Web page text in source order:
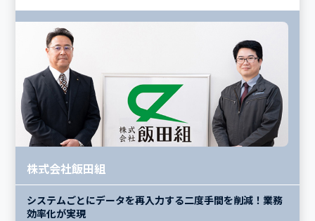
株式会社飯田組
システムごとにデータを再入力する二度手間を削減！業務
効率化が実現